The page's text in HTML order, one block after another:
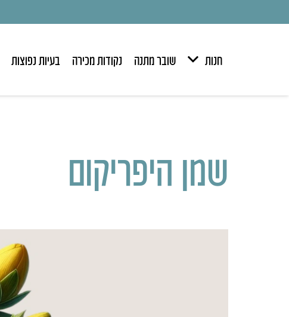
חנות שובר מתנה נקודות מכירה בעיות נפוצות
שמן היפריקום